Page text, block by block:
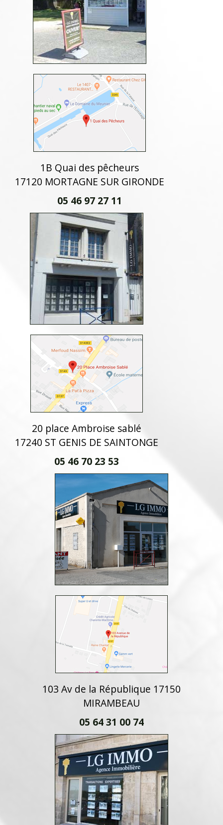
1B Quai des pêcheurs
17120 MORTAGNE SUR GIRONDE
05 46 97 27 11
20 place Ambroise sablé
17240 ST GENIS DE SAINTONGE
05 46 70 23 53
103 Av de la République 17150
MIRAMBEAU
05 64 31 00 74